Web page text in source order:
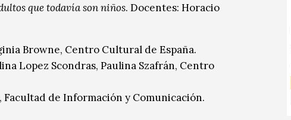
que todavía son niños. Docentes: Horacio
Browne, Centro Cultural de España.
Lopez Scondras, Paulina Szafrán, Centro
de Información y Comunicación.